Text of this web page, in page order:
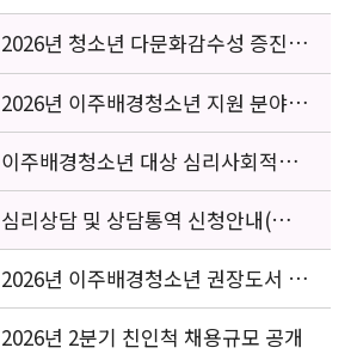
2026년 청소년 다문화감수성 증진
프로그램 「다가감」신청기관 안내
2026년 이주배경청소년 지원 분야
종사자 역량강화 교육 일정 안내
이주배경청소년 대상 심리사회적응
검사 연수동영상 개편 안내
심리상담 및 상담통역 신청안내(의뢰
서첨부)
2026년 이주배경청소년 권장도서 목
록 구성을 위한 청소년 참여 이벤트
안내
2026년 2분기 친인척 채용규모 공개